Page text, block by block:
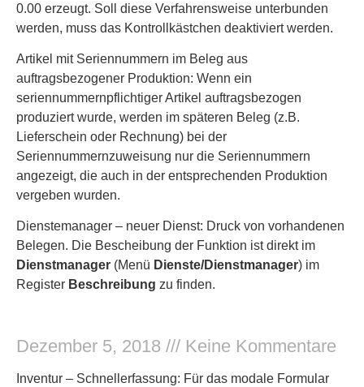
0.00 erzeugt. Soll diese Verfahrensweise unterbunden
werden, muss das Kontrollkästchen deaktiviert werden.
Artikel mit Seriennummern im Beleg aus
auftragsbezogener Produktion: Wenn ein
seriennummernpflichtiger Artikel auftragsbezogen
produziert wurde, werden im späteren Beleg (z.B.
Lieferschein oder Rechnung) bei der
Seriennummernzuweisung nur die Seriennummern
angezeigt, die auch in der entsprechenden Produktion
vergeben wurden.
Dienstemanager – neuer Dienst: Druck von vorhandenen
Belegen. Die Bescheibung der Funktion ist direkt im
Dienstmanager (Menü Dienste/Dienstmanager) im
Register Beschreibung zu finden.
Dezember 5, 2018 Keine Kommentare
Inventur – Schnellerfassung: Für das modale Formular